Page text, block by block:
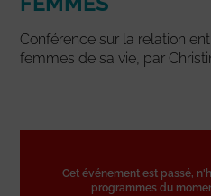
Conférence sur la relation
femmes de sa vie, par
Cet événement est passé,
programmes du